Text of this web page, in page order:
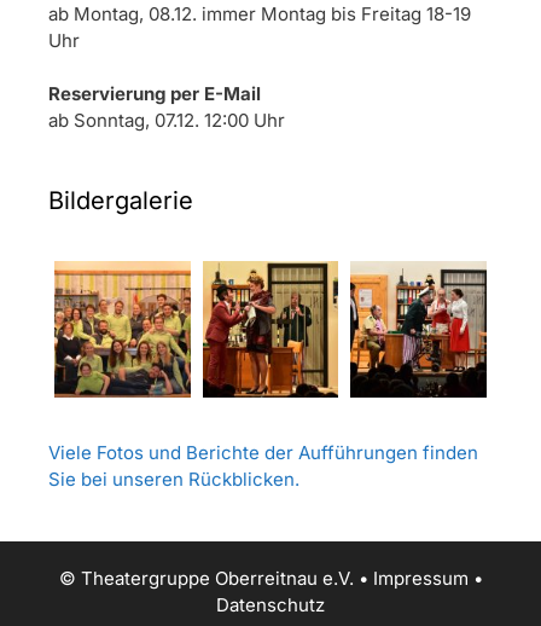
ab Montag, 08.12. immer Montag bis Freitag 18-19
Uhr
Reservierung per E-Mail
ab Sonntag, 07.12. 12:00 Uhr
Bildergalerie
Viele Fotos und Berichte der Aufführungen finden
Sie bei unseren Rückblicken.
© Theatergruppe Oberreitnau e.V. • Impressum •
Datenschutz